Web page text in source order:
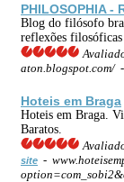
PHILOSOPHIA -
Blog do filósofo
reflexões filosóficas
aton.blogspot.com/ -
Hoteis em Braga
Hoteis em Braga. Vi
Baratos.
site -